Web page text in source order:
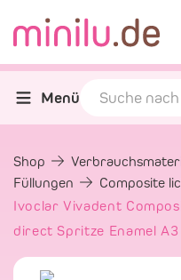
Menü
Shop
Füllungen
Composite
Ivoclar Vivadent
direct Spritze Enamel A3